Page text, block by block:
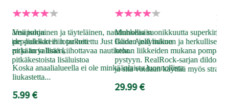
tämä isoon
Glide -liukkari ei lopu heti
ja turvallinen,
pitkäkestoista lisäluistoa
Vesipohjainen ja täyteläinen, nautinnollisiin
peppuleikkeihin tarkoitettu Just Glide Anal liukuu
pitkään ja lisää kiihottavaa nautintoa.
Koska anaalialueella ei ole minkäänlaista luonnollista
liukastetta...
5.99 €
Muhkeaa suonikkuutta
Ihanan jellymäinen ja herkullisen
kehon liikkeiden mukana
pystyyn. RealRock-sarjan
ja sitä voidaan käyttää myös strap-
29.99 €